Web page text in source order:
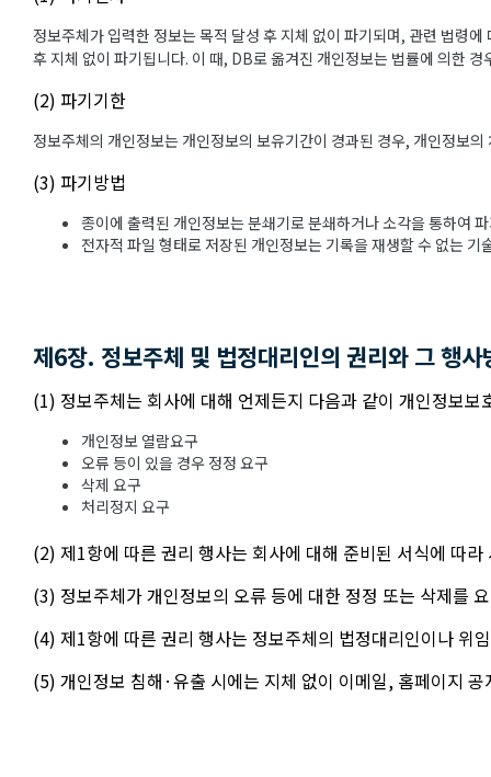
정보주체가 입력한 정보는 목적 달성 후 지체 없이 파기되며, 관련 법령
후 지체 없이 파기됩니다. 이 때, DB로 옮겨진 개인정보는 법률에 의한
(2) 파기기한
정보주체의 개인정보는 개인정보의 보유기간이 경과된 경우, 개인정보
(3) 파기방법
종이에 출력된 개인정보는 분쇄기로 분쇄하거나 소각을 통하여
전자적 파일 형태로 저장된 개인정보는 기록을 재생할 수 없는 기
제6장. 정보주체 및 법정대리인의 권리와 그 행사
(1) 정보주체는 회사에 대해 언제든지 다음과 같이 개인정보보
개인정보 열람요구
오류 등이 있을 경우 정정 요구
삭제 요구
처리정지 요구
(2) 제1항에 따른 권리 행사는 회사에 대해 준비된 서식에 따
(3) 정보주체가 개인정보의 오류 등에 대한 정정 또는 삭제를
(4) 제1항에 따른 권리 행사는 정보주체의 법정대리인이나 위
(5) 개인정보 침해·유출 시에는 지체 없이 이메일, 홈페이지